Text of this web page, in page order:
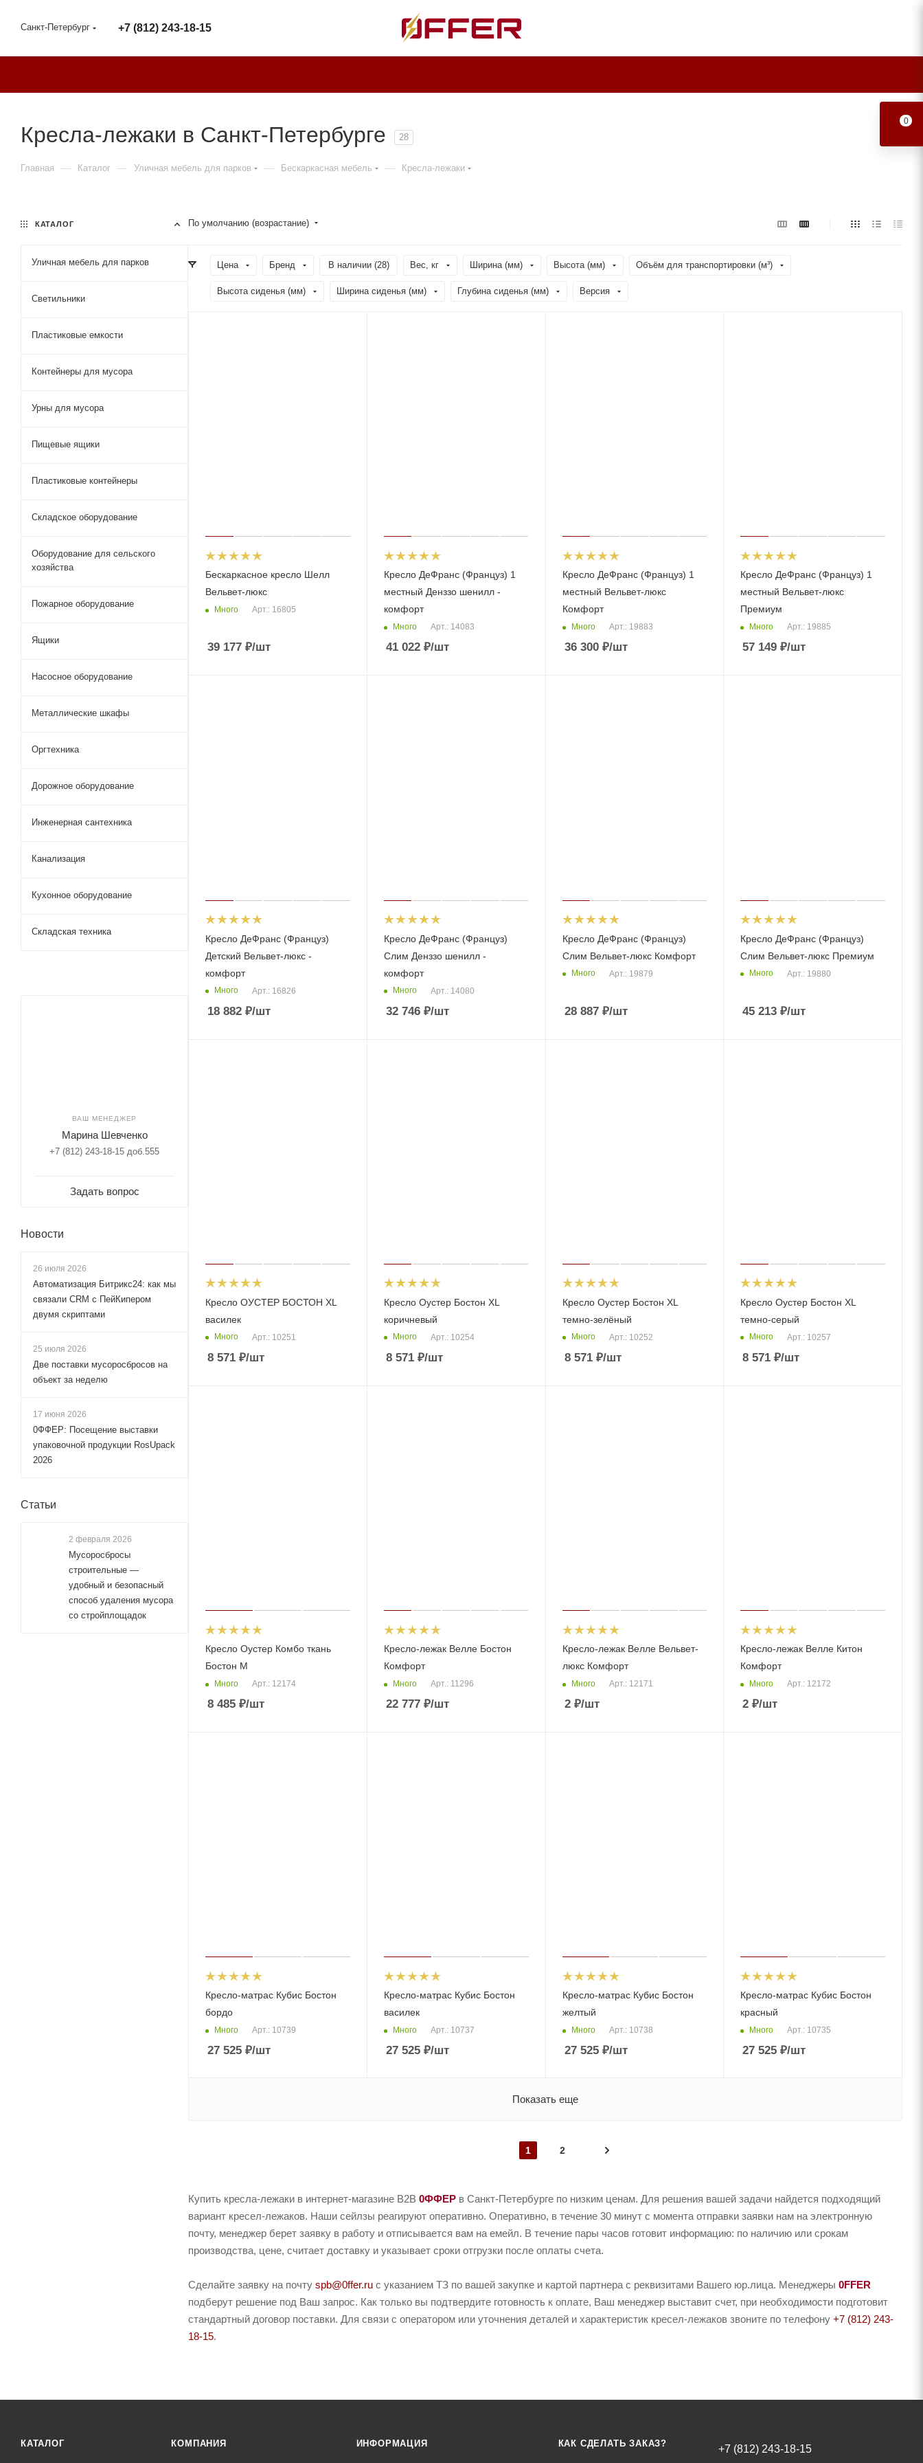
Санкт-Петербург +7 (812) 243-18-15
Кресла-лежаки в Санкт-Петербурге 28
Главная — Каталог — Уличная мебель для парков — Бескаркасная мебель — Кресла-лежаки
По умолчанию (возрастание)
Цена Бренд В наличии (28) Вес, кг Ширина (мм) Высота (мм) Объём для транспортировки (м³)
Высота сиденья (мм) Ширина сиденья (мм) Глубина сиденья (мм) Версия
Бескаркасное кресло Шелл
Вельвет-люкс
Много Арт.: 16805
39 177 ₽/шт
Кресло ДеФранс (Француз) 1
местный Денззо шенилл -
комфорт
Много Арт.: 14083
41 022₽/шт
Кресло ДеФранс (Француз) 1
местный Вельвет-люкс
Комфорт
Много Арт.: 19883
36 300₽/шт
Кресло ДеФранс (Француз) 1
местный Вельвет-люкс
Премиум
Много Арт.: 19885
57 149 ₽/шт
Кресло ДеФранс (Француз)
Детский Вельвет-люкс -
комфорт
Много Арт.: 16826
18 882 ₽/шт
Кресло ДеФранс (Француз)
Слим Денззо шенилл -
комфорт
Много Арт.: 14080
32 746₽/шт
Кресло ДеФранс (Француз)
Слим Вельвет-люкс Комфорт
Много Арт.: 19879
28 887₽/шт
Кресло ДеФранс (Француз)
Слим Вельвет-люкс Премиум
Много Арт.: 19880
45 213 ₽/шт
Кресло ОУСТЕР БОСТОН XL
василек
Много Арт.: 10251
8 571 ₽/шт
Кресло Оустер Бостон XL
коричневый
Много Арт.: 10254
8 571₽/шт
Кресло Оустер Бостон XL
темно-зелёный
Много Арт.: 10252
8 571₽/шт
Кресло Оустер Бостон XL
темно-серый
Много Арт.: 10257
8 571 ₽/шт
Кресло Оустер Комбо ткань
Бостон M
Много Арт.: 12174
8 485 ₽/шт
Кресло-лежак Велле Бостон
Комфорт
Много Арт.: 11296
22 777₽/шт
Кресло-лежак Велле Вельвет-
люкс Комфорт
Много Арт.: 12171
2₽/шт
Кресло-лежак Велле Китон
Комфорт
Много Арт.: 12172
2 ₽/шт
Кресло-матрас Кубис Бостон
бордо
Много Арт.: 10739
27 525 ₽/шт
Кресло-матрас Кубис Бостон
василек
Много Арт.: 10737
27 525₽/шт
Кресло-матрас Кубис Бостон
желтый
Много Арт.: 10738
27 525₽/шт
Кресло-матрас Кубис Бостон
красный
Много Арт.: 10735
27 525 ₽/шт
Показать еще
1 2
Купить кресла-лежаки в интернет-магазине B2B 0ФФЕР в Санкт-Петербурге по низким ценам. Для решения вашей задачи найдется подходящий
вариант кресел-лежаков. Наши сейлзы реагируют оперативно. Оперативно, в течение 30 минут с момента отправки заявки нам на электронную
почту, менеджер берет заявку в работу и отписывается вам на емейл. В течение пары часов готовит информацию: по наличию или срокам
производства, цене, считает доставку и указывает сроки отгрузки после оплаты счета.
Сделайте заявку на почту spb@0ffer.ru с указанием ТЗ по вашей закупке и картой партнера с реквизитами Вашего юр.лица. Менеджеры 0FFER
подберут решение под Ваш запрос. Как только вы подтвердите готовность к оплате, Ваш менеджер выставит счет, при необходимости подготовит
стандартный договор поставки. Для связи с оператором или уточнения деталей и характеристик кресел-лежаков звоните по телефону +7 (812) 243-
18-15.
КАТАЛОГ
Уличная мебель для парков
Светильники
Пластиковые емкости
Контейнеры для мусора
Урны для мусора
Пищевые ящики
Пластиковые контейнеры
Складское оборудование
Оборудование для сельского
хозяйства
Пожарное оборудование
Ящики
Насосное оборудование
Металлические шкафы
Оргтехника
Дорожное оборудование
Инженерная сантехника
Канализация
Кухонное оборудование
Складская техника
ВАШ МЕНЕДЖЕР
Марина Шевченко
+7 (812) 243-18-15 доб.555
Задать вопрос
Новости
26 июля 2026
Автоматизация Битрикс24: как мы
связали CRM с ПейКипером
двумя скриптами
25 июля 2026
Две поставки мусоросбросов на
объект за неделю
17 июня 2026
0ФФЕР: Посещение выставки
упаковочной продукции RosUpack
2026
Статьи
2 февраля 2026
Мусоросбросы
строительные —
удобный и безопасный
способ удаления мусора
со стройплощадок
КАТАЛОГ КОМПАНИЯ ИНФОРМАЦИЯ КАК СДЕЛАТЬ ЗАКАЗ? +7 (812) 243-18-15
0